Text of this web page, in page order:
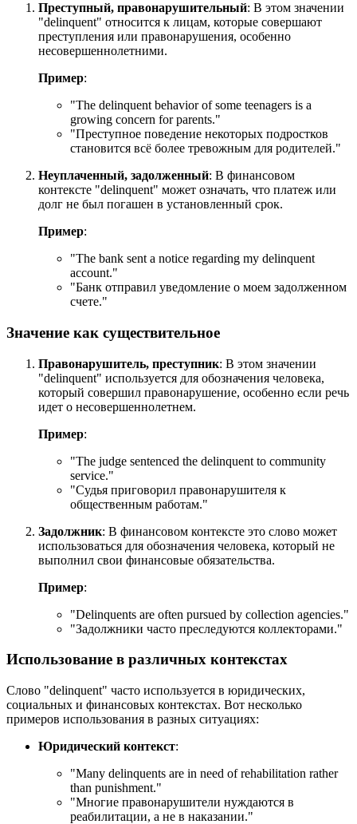
Преступный, правонарушительный: В этом значении
"delinquent" относится к лицам, которые совершают
преступления или правонарушения, особенно
несовершеннолетними.
Пример:
"The delinquent behavior of some teenagers is a
growing concern for parents."
"Преступное поведение некоторых подростков
становится всё более тревожным для родителей."
Неуплаченный, задолженный: В финансовом
контексте "delinquent" может означать, что платеж или
долг не был погашен в установленный срок.
Пример:
"The bank sent a notice regarding my delinquent
account."
"Банк отправил уведомление о моем задолженном
счете."
Значение как существительное
Правонарушитель, преступник: В этом значении
"delinquent" используется для обозначения человека,
который совершил правонарушение, особенно если речь
идет о несовершеннолетнем.
Пример:
"The judge sentenced the delinquent to community
service."
"Судья приговорил правонарушителя к
общественным работам."
Задолжник: В финансовом контексте это слово может
использоваться для обозначения человека, который не
выполнил свои финансовые обязательства.
Пример:
"Delinquents are often pursued by collection agencies."
"Задолжники часто преследуются коллекторами."
Использование в различных контекстах
Слово "delinquent" часто используется в юридических,
социальных и финансовых контекстах. Вот несколько
примеров использования в разных ситуациях:
Юридический контекст:
"Many delinquents are in need of rehabilitation rather
than punishment."
"Многие правонарушители нуждаются в
реабилитации, а не в наказании."